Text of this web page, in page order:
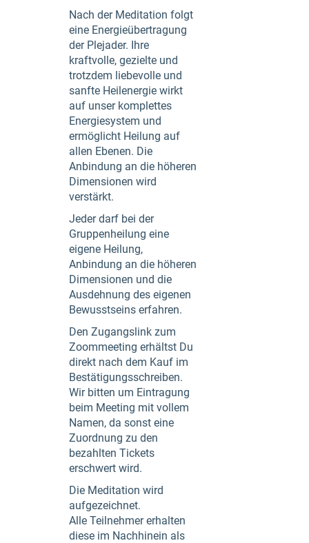
Nach der Meditation folgt
eine Energieübertragung
der Plejader. Ihre
kraftvolle, gezielte und
trotzdem liebevolle und
sanfte Heilenergie wirkt
auf unser komplettes
Energiesystem und
ermöglicht Heilung auf
allen Ebenen. Die
Anbindung an die höheren
Dimensionen wird
verstärkt.
Jeder darf bei der
Gruppenheilung eine
eigene Heilung,
Anbindung an die höheren
Dimensionen und die
Ausdehnung des eigenen
Bewusstseins erfahren.
Den Zugangslink zum
Zoommeeting erhältst Du
direkt nach dem Kauf im
Bestätigungsschreiben.
Wir bitten um Eintragung
beim Meeting mit vollem
Namen, da sonst eine
Zuordnung zu den
bezahlten Tickets
erschwert wird.
Die Meditation wird
aufgezeichnet.
Alle Teilnehmer erhalten
diese im Nachhinein als